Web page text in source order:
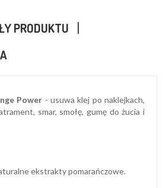
PRODUKTU
Power - usuwa klej po naklejkach,
smar, smołę, gumę do żucia i
ekstrakty pomarańczowe.